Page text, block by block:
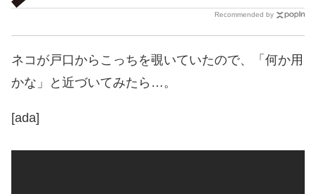
Recommended by
ネコが戸口からこっちを覗いていたので、「何か用
かな」と近づいてみたら…。
[ada]